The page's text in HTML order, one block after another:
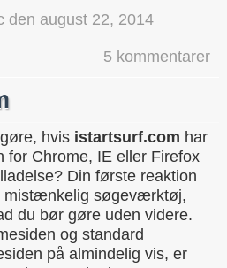
den august 22, 2014
5 kommentarer
hvis istartsurf.com har
for Chrome, IE eller Firefox
Din første reaktion
mistænkelig søgeværktøj,
du bør gøre uden videre.
og standard
på almindelig vis, er